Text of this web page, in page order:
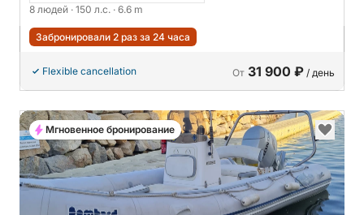
8 людей · 150 л.с. · 6.6 m
Забронировали 2 раз за 24 часа
Flexible cancellation От 31 900 ₽ / день
Мгновенное бронирование